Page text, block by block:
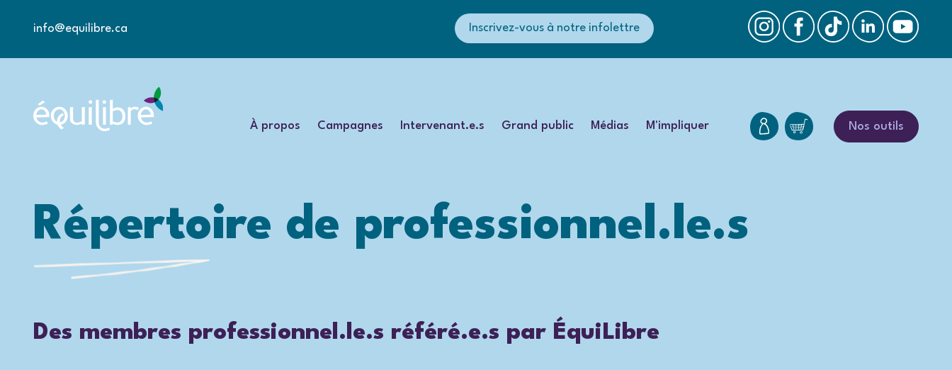
info@equilibre.ca Inscrivez-vous à notre infolettre
À propos Campagnes Intervenant.e.s Grand public Médias M'impliquer Nos outils
Répertoire de professionnel.le.s
Des membres professionnel.le.s référé.e.s par ÉquiLibre